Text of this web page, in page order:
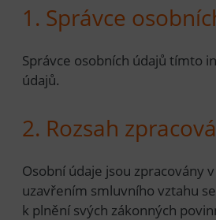
1. Správce
Správce osobních údajů tímto
údajů.
2. Rozsah
Osobní údaje jsou zpracovány
uzavřením smluvního vztahu
k plnění svých zákonných